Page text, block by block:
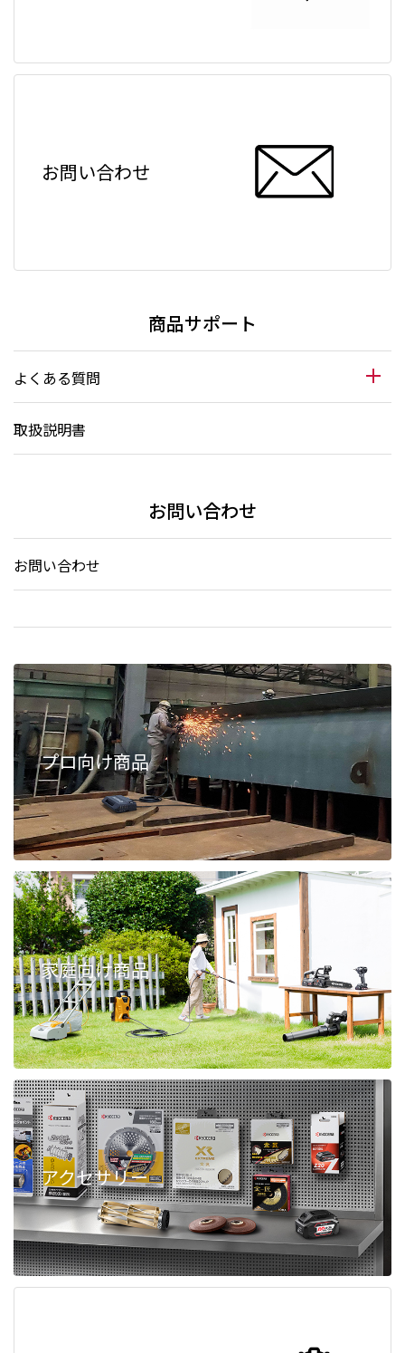
お問い合わせ
商品サポート
よくある質問
取扱説明書
お問い合わせ
お問い合わせ
プロ向け商品
家庭向け商品
アクセサリー